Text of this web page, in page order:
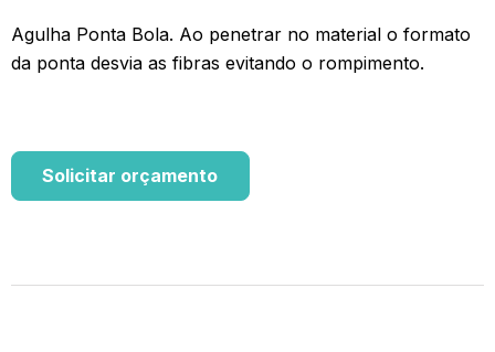
Agulha Ponta Bola. Ao penetrar no material o formato
da ponta desvia as fibras evitando o rompimento.
Solicitar orçamento